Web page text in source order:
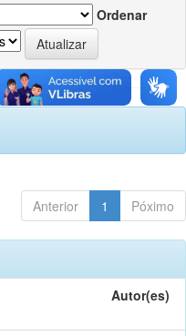
Ordenar
Anterior 1 Póximo
Autor(es)